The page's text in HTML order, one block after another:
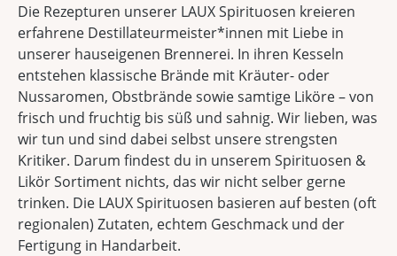
Die Rezepturen unserer LAUX Spirituosen kreieren
erfahrene Destillateurmeister*innen mit Liebe in
unserer hauseigenen Brennerei. In ihren Kesseln
entstehen klassische Brände mit Kräuter- oder
Nussaromen, Obstbrände sowie samtige Liköre – von
frisch und fruchtig bis süß und sahnig. Wir lieben, was
wir tun und sind dabei selbst unsere strengsten
Kritiker. Darum findest du in unserem Spirituosen &
Likör Sortiment nichts, das wir nicht selber gerne
trinken. Die LAUX Spirituosen basieren auf besten (oft
regionalen) Zutaten, echtem Geschmack und der
Fertigung in Handarbeit.